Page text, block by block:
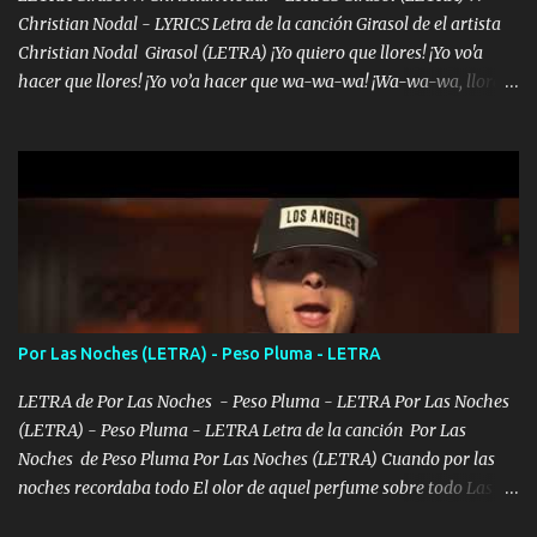
Christian Nodal - LYRICS Letra de la canción Girasol de el artista
Christian Nodal Girasol (LETRA) ¡Yo quiero que llores! ¡Yo vo'a
hacer que llores! ¡Yo vo’a hacer que wa-wa-wa! ¡Wa-wa-wa, llores!
intentas rimar Pobre payaso que usa a todo el mundo pa' conectar
con la gente Dices "Latino Gang" pero pisas a to'a tu gente Pa’ dar
mensajes, m'ijo, hay quе ser coherentеs Si tú no eres artista, al
menos se prudente Hoy me sabe a mierda, traigo un Balvin en los
dientes Por falta de empatía le toca ser resiliente ¿Acaso eres
consciente de los followers que mueves? Parcerito, abre los ojos y
ve el poder que tienes Otro chiste malo son los nombres de tus
álbum's "José, vibras colores con la energía del diablo " ¿Si ...
Por Las Noches (LETRA) - Peso Pluma - LETRA
LETRA de Por Las Noches - Peso Pluma - LETRA Por Las Noches
(LETRA) - Peso Pluma - LETRA Letra de la canción Por Las
Noches de Peso Pluma Por Las Noches (LETRA) Cuando por las
noches recordaba todo El olor de aquel perfume sobre todo Las